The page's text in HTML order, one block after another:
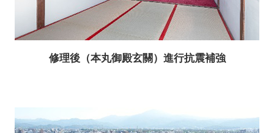
修理後（本丸御殿玄關）進行抗震補強